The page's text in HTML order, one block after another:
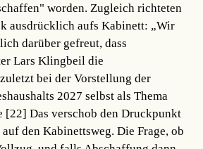
worden. Zugleich richteten
ausdrücklich aufs Kabinett: „Wir
darüber gefreut, dass
Lars Klingbeil die
bei der Vorstellung der
2027 selbst als Thema
[22] Das verschob den Druckpunkt
den Kabinettsweg. Die Frage, ob